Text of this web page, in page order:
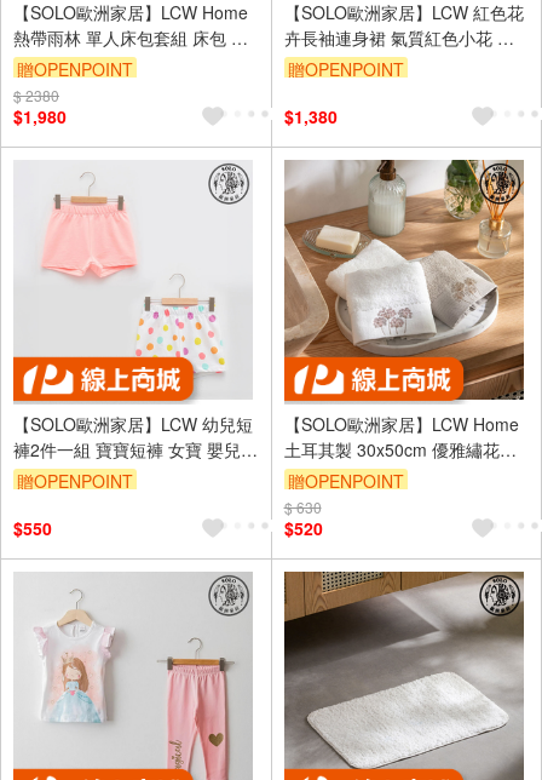
【SOLO歐洲家居】LCW Home
熱帶雨林 單人床包套組 床包 兒
童床包 單人床包 土耳其製造
100x200cm
贈OPENPOINT
$ 2380
$1,980
【SOLO歐洲家居】LCW 紅色花
卉長袖連身裙 氣質紅色小花 長
袖上衣 嬰兒服 寶寶服 女寶童裝
贈OPENPOINT
$1,380
【SOLO歐洲家居】LCW 幼兒短
褲2件一組 寶寶短褲 女寶 嬰兒服
女孩童裝 土耳其製造
贈OPENPOINT
$550
【SOLO歐洲家居】LCW Home
土耳其製 30x50cm 優雅繡花棉
質毛巾三入組 100%純棉 超吸水
贈OPENPOINT
$ 630
$520